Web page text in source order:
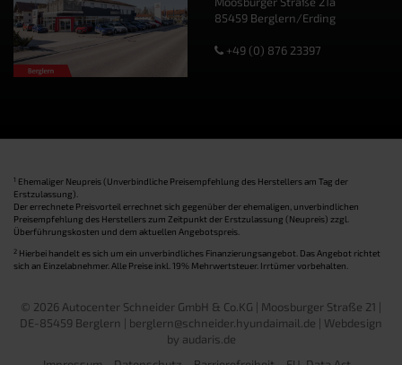
85459 Berglern/Erding
+49 (0) 876 23397
1 Ehemaliger Neupreis (Unverbindliche Preisempfehlung des Herstellers am Tag der
Erstzulassung).
Der errechnete Preisvorteil errechnet sich gegenüber der ehemaligen, unverbindlichen
Preisempfehlung des Herstellers zum Zeitpunkt der Erstzulassung (Neupreis) zzgl.
Überführungskosten und dem aktuellen Angebotspreis.
2 Hierbei handelt es sich um ein unverbindliches Finanzierungsangebot. Das Angebot richtet
sich an Einzelabnehmer. Alle Preise inkl. 19% Mehrwertsteuer. Irrtümer vorbehalten.
© 2026 Autocenter Schneider GmbH & Co.KG | Moosburger Straße 21 |
DE-85459 Berglern | berglern@schneider.hyundaimail.de | Webdesign
by audaris.de